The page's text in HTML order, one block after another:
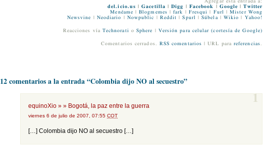
del.icio.us |Gacetilla |Digg Facebook Google |Twitter
Menéame |Blogmemes |fark Fresqui Furl |Mister Wong
Newsvine
Neodiario Nowpublic Reddit |Spurl |Súbela Wikio Yahoo!
Reacciones vía Technorati o Sphere Versión para celular (cortesía de Google)
Comentarios cerrados. RSS comentarios | URL parareferencias
12 comentarios a la entrada “Colombia dijo NO al secuestro”
equinoXio » » Bogotá, la paz entre la guerra
viernes 6 de julio de 2007, 07:55 COT
1
[…] Colombia dijo NO al secuestro […]